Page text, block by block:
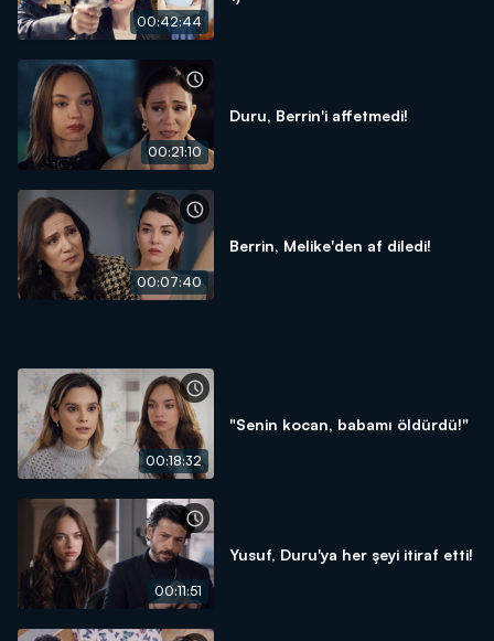
00:42:44
00:21:10
Duru, Berrin'i affetmedi!
00:07:40
Berrin, Melike'den af diledi!
00:18:32
"Senin kocan, babamı öldürdü!"
00:11:51
Yusuf, Duru'ya her şeyi itiraf etti!